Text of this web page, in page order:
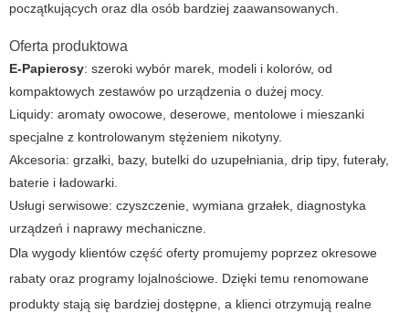
początkujących oraz dla osób bardziej zaawansowanych.
Oferta produktowa
E-Papierosy: szeroki wybór marek, modeli i kolorów, od
kompaktowych zestawów po urządzenia o dużej mocy.
Liquidy: aromaty owocowe, deserowe, mentolowe i mieszanki
specjalne z kontrolowanym stężeniem nikotyny.
Akcesoria: grzałki, bazy, butelki do uzupełniania, drip tipy, futerały,
baterie i ładowarki.
Usługi serwisowe: czyszczenie, wymiana grzałek, diagnostyka
urządzeń i naprawy mechaniczne.
Dla wygody klientów część oferty promujemy poprzez okresowe
rabaty oraz programy lojalnościowe. Dzięki temu renomowane
produkty stają się bardziej dostępne, a klienci otrzymują realne